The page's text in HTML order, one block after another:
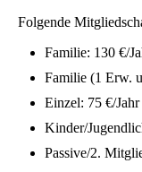
Folgende
Familie: 130 €/
Familie (1 Erw.
Einzel: 75 €/Jahr
Kinder/
Passive/2.